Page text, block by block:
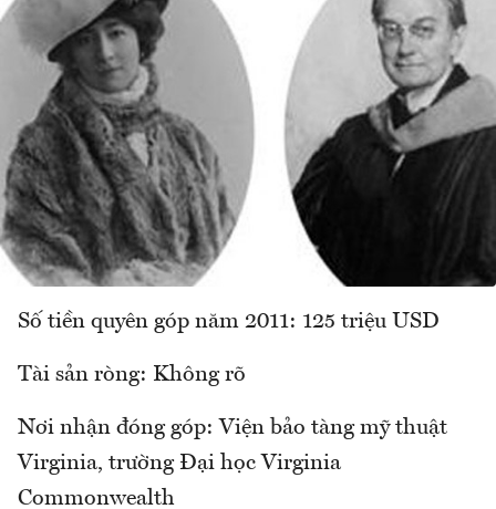
Số tiền quyên góp năm 2011: 125 triệu USD
Tài sản ròng: Không rõ
Nơi nhận đóng góp: Viện bảo tàng mỹ thuật
Virginia, trường Đại học Virginia
Commonwealth